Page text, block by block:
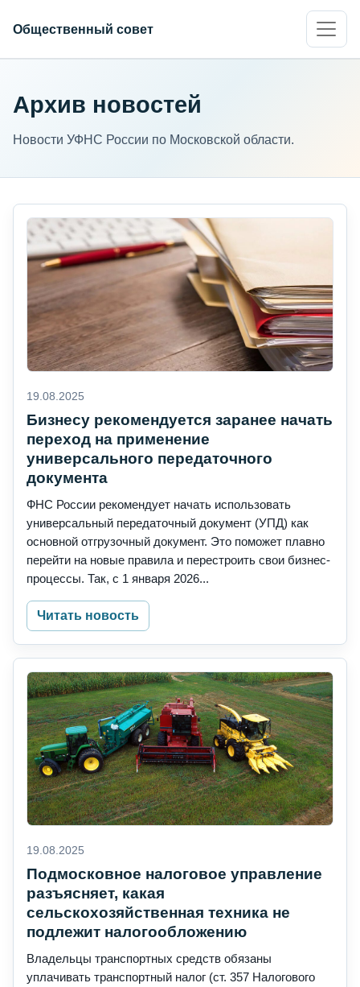
Общественный совет
Архив новостей
Новости УФНС России по Московской области.
19.08.2025
Бизнесу рекомендуется заранее начать
переход на применение
универсального передаточного
документа
ФНС России рекомендует начать использовать
универсальный передаточный документ (УПД) как
основной отгрузочный документ. Это поможет плавно
перейти на новые правила и перестроить свои бизнес-
процессы. Так, с 1 января 2026...
Читать новость
19.08.2025
Подмосковное налоговое управление
разъясняет, какая
сельскохозяйственная техника не
подлежит налогообложению
Владельцы транспортных средств обязаны
уплачивать транспортный налог (ст. 357 Налогового